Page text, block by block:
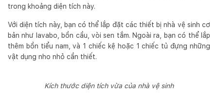
trong khoảng diện tích này.
Với diện tích này, bạn có thể lắp đặt các thiết bị nhà vệ sinh cơ
bản như lavabo, bồn cầu, vòi sen tắm. Ngoài ra, bạn có thể lắp
thêm bồn tiểu nam, và 1 chiếc kệ hoặc 1 chiếc tủ đựng những
vật dụng nho nhỏ cần thiết.
Kích thước diện tích vừa của nhà vệ sinh